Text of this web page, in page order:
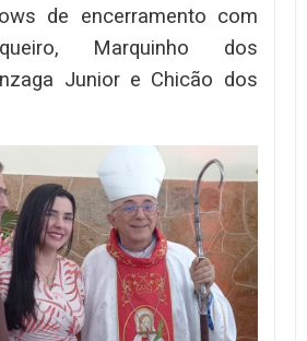
de encerramento com
Marquinho dos
Junior e Chicão dos